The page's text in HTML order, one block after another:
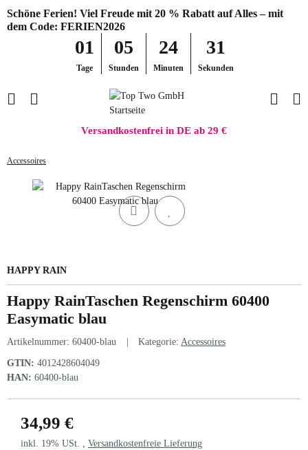
Schöne Ferien! Viel Freude mit 20 % Rabatt auf Alles – mit
dem Code: FERIEN2026
01
Tage
05
Stunden
24
Minuten
31
Sekunden
Versandkostenfrei in DE ab 29 €
Accessoires
HAPPY RAIN
Happy RainTaschen Regenschirm 60400
Easymatic blau
Artikelnummer: 60400-blau Kategorie: Accessoires
GTIN: 4012428604049
HAN: 60400-blau
34,99 €
inkl. 19% USt. , Versandkostenfreie Lieferung